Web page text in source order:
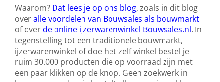
Waarom? Dat lees je op ons blog, zoals in dit blog
overalle voordelen van Bouwsales als bouwmarkt
of overde online ijzerwarenwinkel Bouwsales.nl. In
tegenstelling tot een traditionele bouwmarkt,
ijzerwarenwinkel of doe het zelf winkel bestel je
ruim 30.000 producten die op voorraad zijn met
een paar klikken op de knop. Geen zoekwerk in